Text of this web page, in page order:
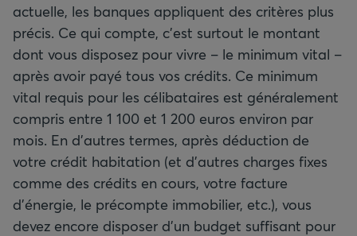
actuelle, les banques appliquent des critères plus
précis. Ce qui compte, c’est surtout le montant
dont vous disposez pour vivre – le minimum vital –
après avoir payé tous vos crédits. Ce minimum
vital requis pour les célibataires est généralement
compris entre 1 100 et 1 200 euros environ par
mois. En d’autres termes, après déduction de
votre crédit habitation (et d’autres charges fixes
comme des crédits en cours, votre facture
d’énergie, le précompte immobilier, etc.), vous
devez encore disposer d’un budget suffisant pour